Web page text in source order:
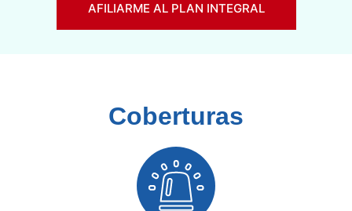
AFILIARME AL PLAN INTEGRAL
Coberturas